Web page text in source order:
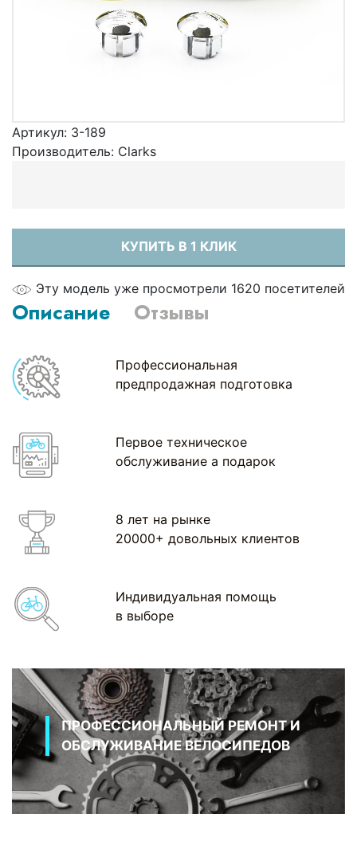
Артикул: 3-189
Производитель: Clarks
КУПИТЬ В 1 КЛИК
Эту модель уже просмотрели 1620 посетителей
Описание Отзывы
Профессиональная
предпродажная подготовка
Первое техническое
обслуживание а подарок
8 лет на рынке
20000+ довольных клиентов
Индивидуальная помощь
в выборе
ПРОФЕССИОНАЛЬНЫЙ РЕМОНТ И
ОБСЛУЖИВАНИЕ ВЕЛОСИПЕДОВ